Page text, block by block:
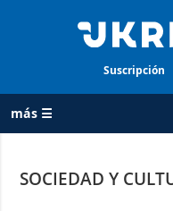
Suscripción
más ☰
SOCIEDAD Y